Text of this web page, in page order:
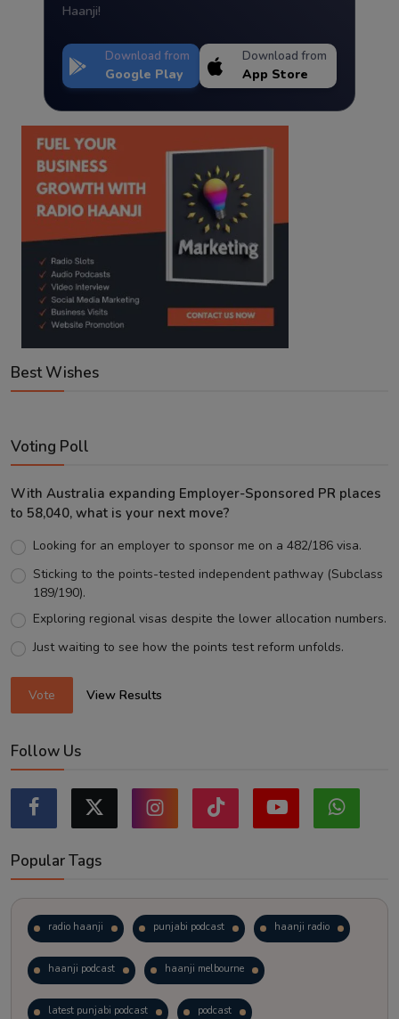
Haanji!
Download from
Google Play
Download from
App Store
Best Wishes
Voting Poll
With Australia expanding Employer-Sponsored PR places
to 58,040, what is your next move?
Looking for an employer to sponsor me on a 482/186 visa.
Sticking to the points-tested independent pathway (Subclass
189/190).
Exploring regional visas despite the lower allocation numbers.
Just waiting to see how the points test reform unfolds.
Vote View Results
Follow Us
Popular Tags
radio haanji punjabi podcast haanji radio
haanji podcast haanji melbourne
latest punjabi podcast podcast